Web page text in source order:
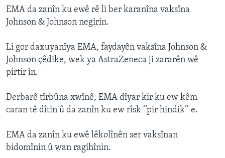
EMA da zanîn ku ewê rê li ber karanîna vaksîna
Johnson & Johnson negirin.
Li gor daxuyanîya EMA, faydayên vaksîna Johnson &
Johnson çêdike, wek ya AstraZeneca ji zararên wê
pirtir in.
Derbarê tîrbûna xwînê, EMA dîyar kir ku ew kêm
caran tê dîtin û da zanîn ku ew rîsk ‘’pir hindik’’ e.
EMA da zanîn ku ewê lêkolînên ser vaksînan
bidomînin û wan ragihînin.